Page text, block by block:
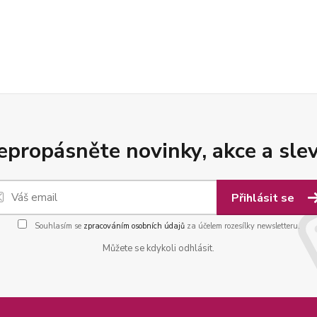
novinky, akce a
Přihlásit se
Souhlasím se zpracováním osobních údajůza účelem rozesílky newsletteru.
Můžete se kdykoli odhlásit.